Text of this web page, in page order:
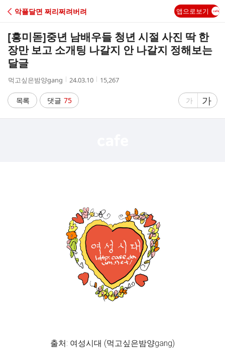
C
A
악플달면 쩌리쩌려버려 앱으로보기
[흥미돋]중년 남배우들 청년 시절 사진 딱 한
장만 보고 소개팅 나갈지 안 나갈지 정해보는
달글
작
자
먹고싶은밤양gang
작
시
간
24.03.10
조
15,267
목록 댓글 75
글
가
글
자
가
출처: 여성시대 (먹고싶은밤양gang)